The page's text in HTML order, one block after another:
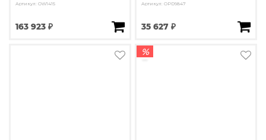
Артикул: OW1415
163 923 ₽
Артикул: OPD9847
35 627 ₽
%